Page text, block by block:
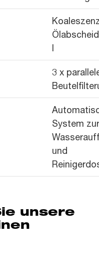
l
3 x
System zur
und
unsere